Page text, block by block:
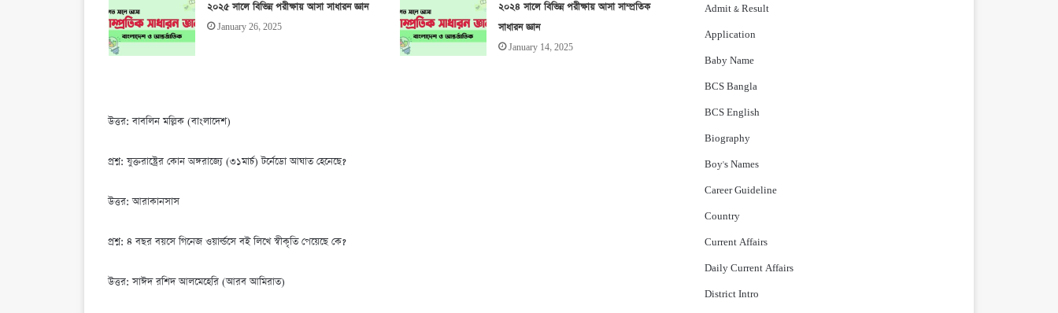
২০২৫ সালে বিভিন্ন পরীক্ষায় আসা সাধারন জ্ঞান
January 26, 2025
২০২৪ সালে বিভিন্ন পরীক্ষায় আসা সাম্প্রতিক
সাধারন জ্ঞান
January 14, 2025
উত্তর: বাবলিন মল্লিক (বাংলাদেশ)
প্রশ্ন: যুক্তরাষ্ট্রের কোন অঙ্গরাজ্যে (৩১মার্চ) টর্নেডো আঘাত হেনেছে?
উত্তর: আরাকানসাস
প্রশ্ন: ৪ বছর বয়সে গিনেজ ওয়ার্ল্ডসে বই লিখে স্বীকৃতি পেয়েছে কে?
উত্তর: সাঈদ রশিদ আলমেহেরি (আরব আমিরাত)
Admit & Result
Application
Baby Name
BCS Bangla
BCS English
Biography
Boy's Names
Career Guideline
Country
Current Affairs
Daily Current Affairs
District Intro